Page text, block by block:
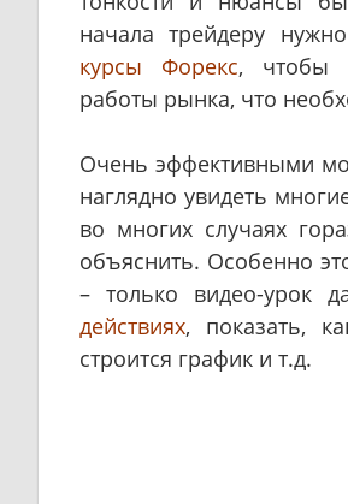
начала трейдеру
курсы Форекс, чтобы
работы рынка, что
Очень эффективными
наглядно увидеть
во многих случаях
объяснить. Особенно
– только видео-урок
действиях, показать,
строится график и т.д.